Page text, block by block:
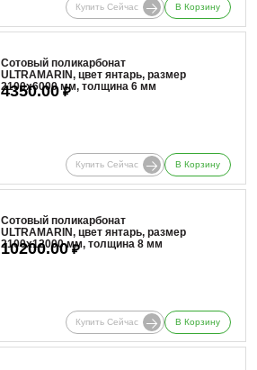
Купить Сейчас В Корзину
Сотовый поликарбонат
ULTRAMARIN, цвет янтарь, размер
2100x6000 мм, толщина 6 мм
4350.00₽
Купить Сейчас В Корзину
Сотовый поликарбонат
ULTRAMARIN, цвет янтарь, размер
2100x12000 мм, толщина 8 мм
10200.00₽
Купить Сейчас В Корзину